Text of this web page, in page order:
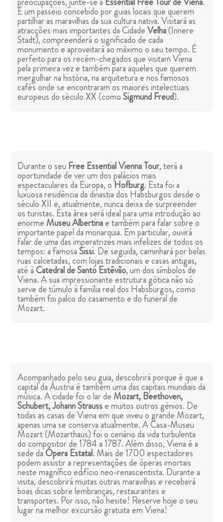
É um passeio concebido por guias locais que querem
partilhar as maravilhas da sua cultura nativa. Visitará as
atracções mais importantes da CidadeVelha(Innere
Stadt), compreenderá o significado de cada
monumento e aproveitará ao máximo o seu tempo. É
perfeito para os recém-chegados que visitam Viena
pela primeira vez e também para aqueles que querem
mergulhar na história, na arquitetura e nos famosos
cafés onde se encontraram os maiores intelectuais
europeus do século XX (comoSigmund Freud).
Durante o seu Free Essential Vienna Tour, terá a
oportunidade de ver um dos palácios mais
espectaculares da Europa, oHofburg. Esta foi a
luxuosa residência da dinastia dos Habsburgos desde o
século XII e, atualmente, nunca deixa de surpreender
os turistas. Esta área será ideal para uma introdução ao
enorme Museu Albertinae também para falar sobre o
importante papel da monarquia. Em particular, ouvirá
falar de uma das imperatrizes mais infelizes de todos os
tempos: a famosaSissi. De seguida, caminhará por belas
ruas calcetadas, com lojas tradicionais e casas antigas,
até àCatedral de Santo Estêvão, um dos símbolos de
Viena. A sua impressionante estrutura gótica não só
serve de túmulo à família real dos Habsburgos, como
também foi palco do casamento e do funeral de
Mozart.
Acompanhado pelo seu guia, descobrirá porque é que a
capital da Áustria é também uma das capitais mundiais da
música. A cidade foi o lar de Mozart, Beethoven,
Schubert, Johann Strausse muitos outros génios. De
todas as casas de Viena em que viveu o grande Mozart,
apenas uma se conserva atualmente. A Casa-Museu
Mozart (Mozarthaus) foi o cenário da vida turbulenta
do compositor de 1784 a 1787. Além disso, Viena é a
sede daÓpera Estatal. Mais de 1700 espectadores
podem assistir a representações de óperas imortais
neste magnífico edifício neo-renascentista. Durante a
visita, descobrirá muitas outras maravilhas e receberá
boas dicas sobre lembranças, restaurantes e
transportes. Por isso, não hesite! Reserve hoje o seu
lugar na melhor excursão gratuita em Viena!